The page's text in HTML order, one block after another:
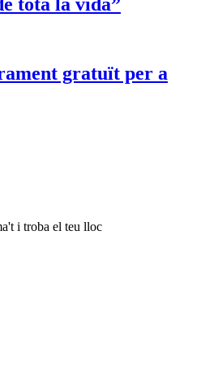
“No volem perdre la
tota la vida”
gratuït per a
i troba el teu lloc